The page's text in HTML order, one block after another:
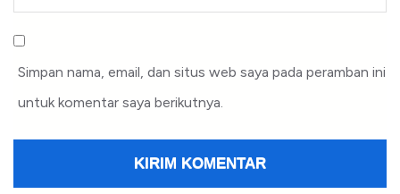
Simpan nama, email, dan situs web saya pada peramban ini
untuk komentar saya berikutnya.